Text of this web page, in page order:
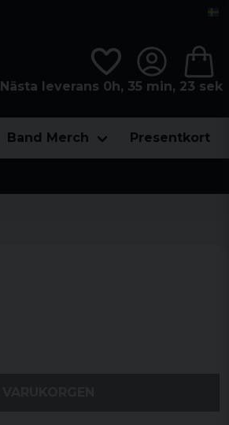
Nästa leverans 0h, 35 min, 22 sek
Band Merch Presentkort